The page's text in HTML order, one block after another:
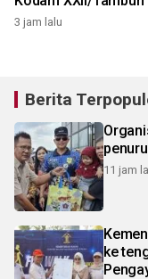
3 jam lalu
Berita
11 jam
ke